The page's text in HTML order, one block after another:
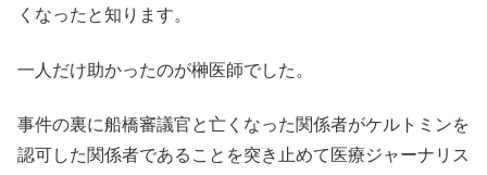
くなったと知ります。
一人だけ助かったのが榊医師でした。
事件の裏に船橋審議官と亡くなった関係者がケルトミンを
認可した関係者であることを突き止めて医療ジャーナリス